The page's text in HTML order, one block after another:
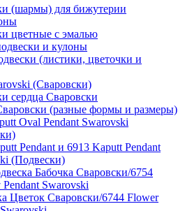
(шармы) для бижутерии
цветные с эмалью
и кулоны
(листики, цветочки и
(Сваровски)
сердца Сваровски
(разные формы и размеры)
Oval Pendant Swarovski
Pendant и 6913 Kaputt Pendant
(Подвески)
Бабочка Сваровски/6754
Swarovski
Цветок Сваровски/6744 Flower